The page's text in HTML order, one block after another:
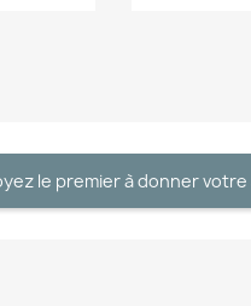
le premier à donner votre